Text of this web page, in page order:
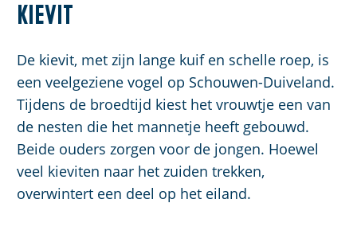
Kievit
De kievit, met zijn lange kuif en schelle roep, is
een veelgeziene vogel op Schouwen-Duiveland.
Tijdens de broedtijd kiest het vrouwtje een van
de nesten die het mannetje heeft gebouwd.
Beide ouders zorgen voor de jongen. Hoewel
veel kieviten naar het zuiden trekken,
overwintert een deel op het eiland.